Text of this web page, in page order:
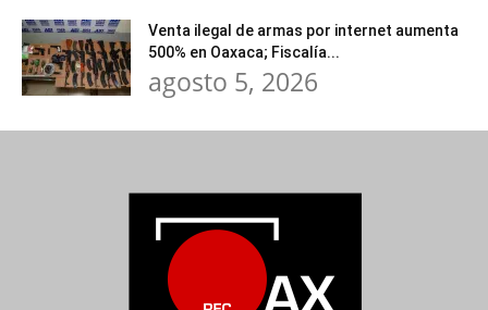
Venta ilegal de armas por internet aumenta
500% en Oaxaca; Fiscalía...
agosto 5, 2026